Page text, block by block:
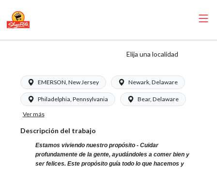
Elija una localidad
EMERSON, New Jersey Newark, Delaware
Philadelphia, Pennsylvania Bear, Delaware
Ver más
Descripción del trabajo
Estamos viviendo nuestro propósito - Cuidar
profundamente de la gente, ayudándoles a comer bien y
ser felices. Este propósito guía todo lo que hacemos y